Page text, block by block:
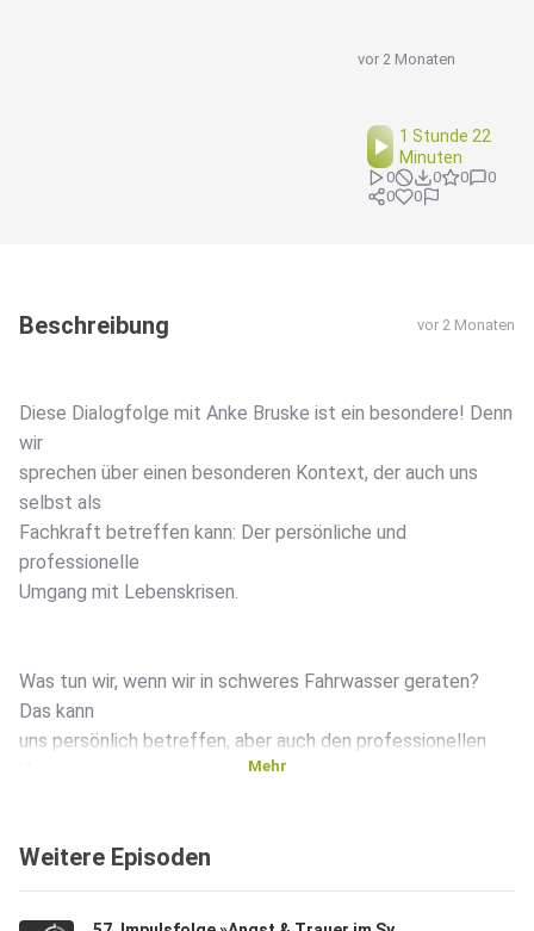
vor 2 Monaten
1 Stunde 22
Minuten
0 0 0
0
0
0
Beschreibung vor 2 Monaten
Diese Dialogfolge mit Anke Bruske ist ein besondere! Denn
wir
sprechen über einen besonderen Kontext, der auch uns
selbst als
Fachkraft betreffen kann: Der persönliche und
professionelle
Umgang mit Lebenskrisen.
Was tun wir, wenn wir in schweres Fahrwasser geraten?
Das kann
uns persönlich betreffen, aber auch den professionellen
Ich habe Anke im Mai 2025 auf dem Kongress »Reden
Mehr
Weitere Episoden